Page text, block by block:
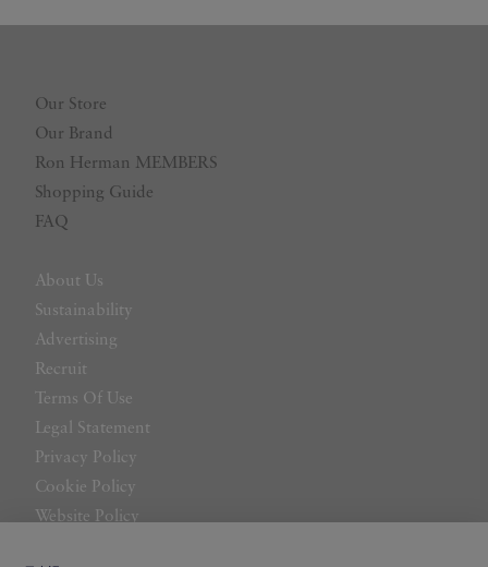
Our Store
Our Brand
Ron Herman MEMBERS
Shopping Guide
FAQ
About Us
Sustainability
Advertising
Recruit
Terms Of Use
Legal Statement
Privacy Policy
Cookie Policy
Website Policy